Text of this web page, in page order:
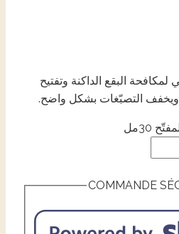
البقع الداكنة وتفتيح
ويخفف التصبّغات بشكل واضح.
30مل
COMMANDE